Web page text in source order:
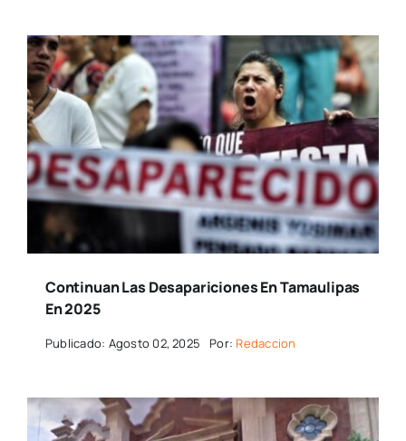
Continuan Las Desapariciones En Tamaulipas
En 2025
Publicado: Agosto 02, 2025 Por: Redaccion